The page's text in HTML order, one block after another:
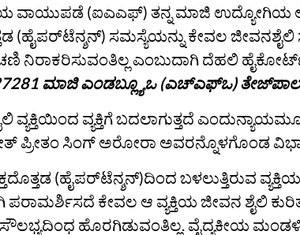
ವಾಯುಪಡೆ (ಐಎಎಫ್) ತನ್ನ ಮಾಜಿ ಉದ್ಯೋಗಿಯ
(ಹೈಪರ್‌ಟೆನ್ಶನ್) ಸಮಸ್ಯೆಯನ್ನು ಕೇವಲ
ನಿರಾಕರಿಸುವಂತಿಲ್ಲ ಎಂಬುದಾಗಿ ದೆಹಲಿ
ಮಾಜಿ ಎಂಡಬ್ಲ್ಯೂಒ (ಎಚ್‌ಎಫ್‌ಒ)
ವ್ಯಕ್ತಿಯಿಂದ ವ್ಯಕ್ತಿಗೆ ಬದಲಾಗುತ್ತದೆ
ಪ್ರೀತಂ ಸಿಂಗ್ ಅರೋರಾ ಅವರನ್ನೊಳಗೊಂಡ
(ಹೈಪರ್‌ಟೆನ್ಶನ್)ದಿಂದ ಬಳಲುತ್ತಿರುವ
ಕೇವಲ ಆ ವ್ಯಕ್ತಿಯ ಜೀವನ ಶೈಲಿ
ಹೊರಗಿಡುವಂತಿಲ್ಲ. ವೈದ್ಯಕೀಯ ಮಂಡಳಿ